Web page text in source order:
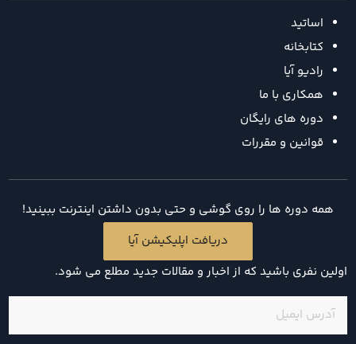
اساتید
کتابخانه
رادیو آیا
همکاری با ما
دوره های رایگان
قوانین و مقررات
همه دوره ها را روی گوشی و حتی بدون داشتن اینترنت ببینید!
دریافت اپلیکیشن آیا
اولین نفری باشید که از اخبار و مقالات جدید مطلع می شود.
ایمیل
(ضروری)